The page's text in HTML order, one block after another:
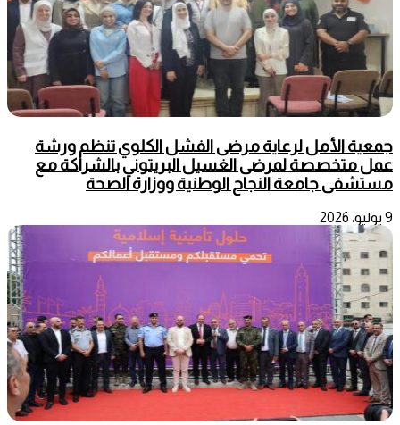
جمعية الأمل لرعاية مرضى الفشل الكلوي تنظم ورشة
عمل متخصصة لمرضى الغسيل البريتوني بالشراكة مع
مستشفى جامعة النجاح الوطنية ووزارة الصحة
9 يوليو، 2026